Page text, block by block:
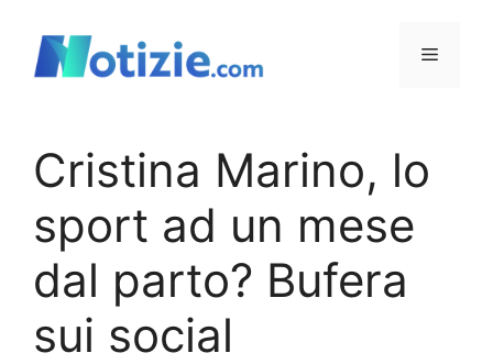
contenuto
Menu
Cristina Marino, lo
sport ad un mese
dal parto? Bufera
sui social